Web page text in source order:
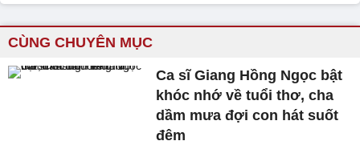
CÙNG CHUYÊN MỤC
Ca sĩ Giang Hồng Ngọc bật
khóc nhớ về tuổi thơ, cha
dầm mưa đợi con hát suốt
đêm